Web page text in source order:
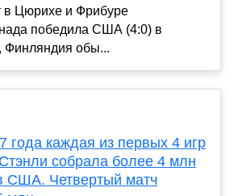
в Цюрихе и Фрибуре
победила США (4:0) в
Финляндия обы...
года каждая из первых 4 игр
собрала более 4 млн
США. Четвертый матч